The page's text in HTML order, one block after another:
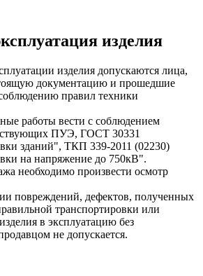
изделия
изделия допускаются лица,
документацию и прошедшие
правил техники
работы вести с соблюдением
ПУЭ, ГОСТ 30331
зданий", ТКП 339-2011 (02230)
на напряжение до 750кВ".
необходимо произвести осмотр
повреждений, дефектов, полученных
транспортировки или
в эксплуатацию без
не допускается.